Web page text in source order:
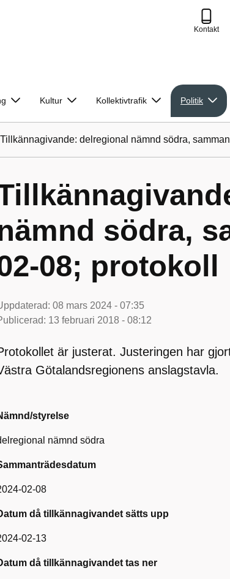
Kontakt
Kultur Kollektivtrafik Politik
Tillkännagivande: delregional nämnd södra,
södra,
08; protokoll
08 mars 2024 - 07:35
13 februari 2018 - 08:12
är justerat. Justeringen har
Götalandsregionens anslagstavla.
styrelse
nämnd södra
02-08
då tillkännagivandet sätts upp
02-13
då tillkännagivandet tas ner